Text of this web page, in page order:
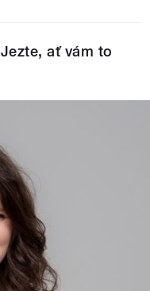
Jezte, ať vám to